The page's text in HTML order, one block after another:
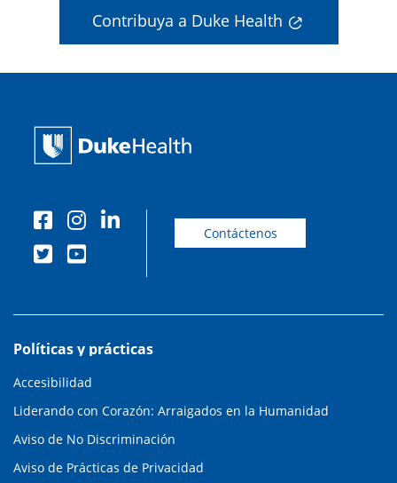
Contribuya a Duke Health
Contáctenos
Políticas y prácticas
Accesibilidad
Liderando con Corazón: Arraigados en la Humanidad
Aviso de No Discriminación
Aviso de Prácticas de Privacidad